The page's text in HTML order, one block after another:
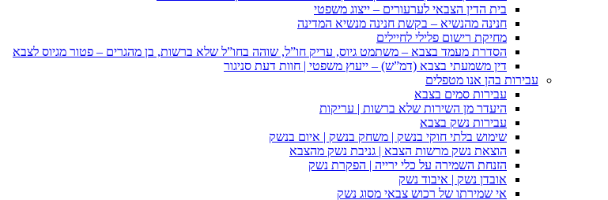
בית הדין הצבאי לערעורים – ייצוג משפטי
חנינה מהנשיא – בקשת חנינה מנשיא המדינה
מחיקת רישום פלילי לחיילים
הסדרת מעמד בצבא – משתמט גיוס, עריק חו”ל, שוהה בחו”ל שלא ברשות, בן מהגרים – פטור מגיוס לצבא
דין משמעתי בצבא (דמ”ש) – ייעוץ משפטי | חוות דעת סניגור
עבירות בהן אנו מטפלים
עבירות סמים בצבא
היעדר מן השירות שלא ברשות | עריקות
עבירות נשק בצבא
שימוש בלתי חוקי בנשק | משחק בנשק | איום בנשק
הוצאת נשק מרשות הצבא | גניבת נשק מהצבא
הזנחת השמירה על כלי ירייה | הפקרת נשק
אובדן נשק | איבוד נשק
אי שמירתו של רכוש צבאי מסוג נשק